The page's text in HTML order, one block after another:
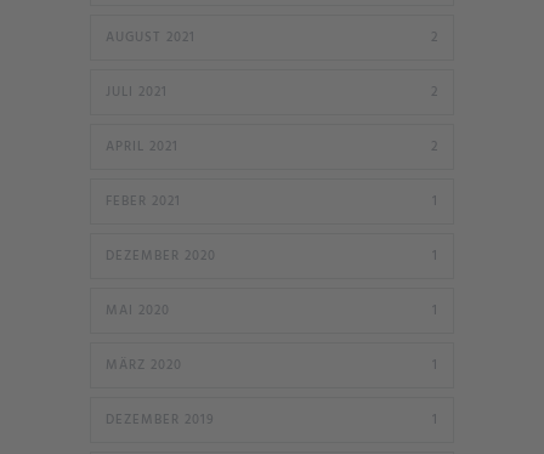
AUGUST 2021 2
JULI 2021 2
APRIL 2021 2
FEBER 2021 1
DEZEMBER 2020 1
MAI 2020 1
MÄRZ 2020 1
DEZEMBER 2019 1